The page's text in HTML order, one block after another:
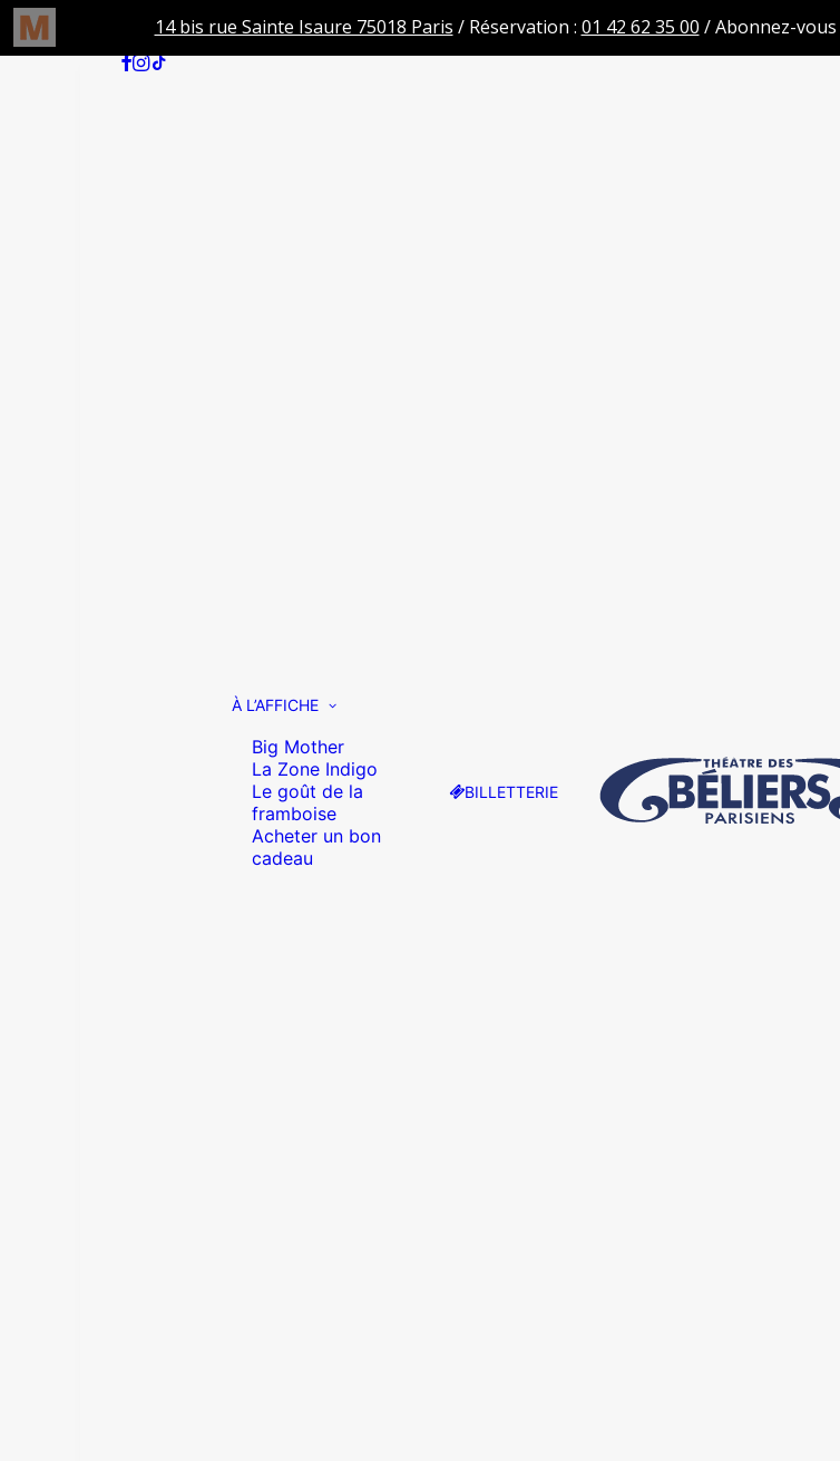
À L’AFFICHE
Big Mother
La Zone Indigo
Le goût de la
framboise
Acheter un bon
cadeau
BILLETTERIE